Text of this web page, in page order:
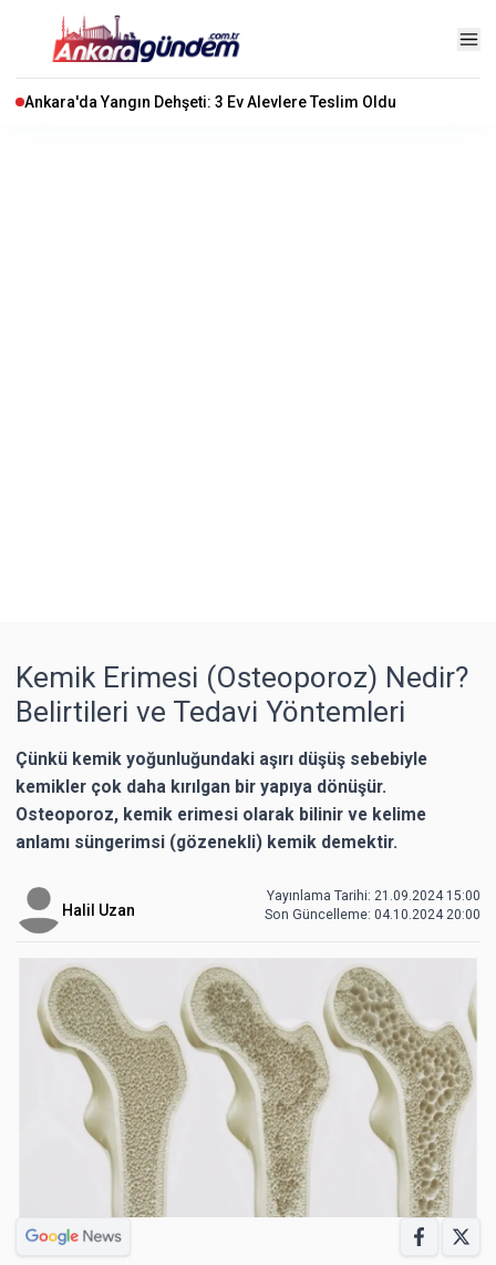
Ankara'da Yangın Dehşeti: 3 Ev Alevlere Teslim Oldu
Kemik Erimesi (Osteoporoz) Nedir?
Belirtileri ve Tedavi Yöntemleri
Çünkü kemik yoğunluğundaki aşırı düşüş sebebiyle
kemikler çok daha kırılgan bir yapıya dönüşür.
Osteoporoz, kemik erimesi olarak bilinir ve kelime
anlamı süngerimsi (gözenekli) kemik demektir.
Halil Uzan
Yayınlama Tarihi: 21.09.2024 15:00
Son Güncelleme: 04.10.2024 20:00